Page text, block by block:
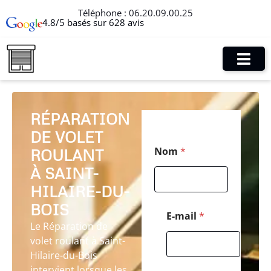
Téléphone : 06.20.09.00.25
4.8/5 basés sur 628 avis
RÉPARATION
DE VOLET
ROULANT
À SAINT-
HILAIRE-DU-
BOIS
Le Réparation de
volet roulant à Saint-
Hilaire-du-Bois
Nom *
o
N
E-mail *